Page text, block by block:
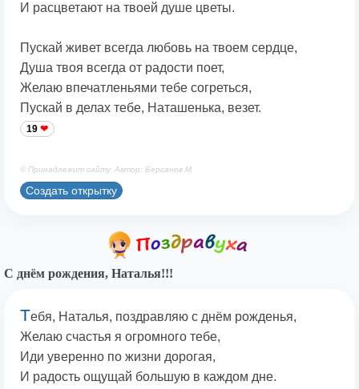
И расцветают на твоей душе цветы.
Пускай живет всегда любовь на твоем сердце,
Душа твоя всегда от радости поет,
Желаю впечатленьями тебе согреться,
Пускай в делах тебе, Наташенька, везет.
19
© Принадлежит сайту. Автор: Берсанов М.
Создать открытку
С днём рождения, Наталья!!!
Тебя, Наталья, поздравляю с днём рожденья,
Желаю счастья я огромного тебе,
Иди уверенно по жизни дорогая,
И радость ощущай большую в каждом дне.